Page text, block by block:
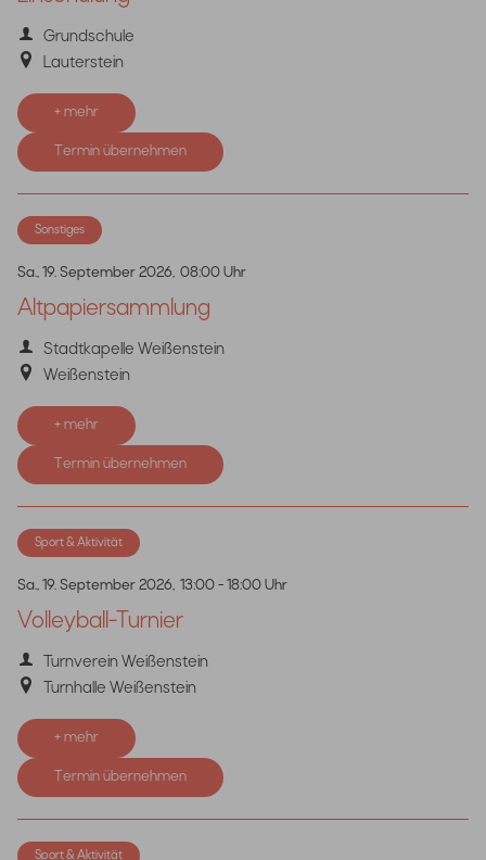
Grundschule
Lauterstein
+ mehr
Termin übernehmen
Sa., 19. September 2026, 08:00 Uhr
Altpapiersammlung
Stadtkapelle Weißenstein
Weißenstein
+ mehr
Termin übernehmen
Sonstiges
Sa., 19. September 2026, 13:00 - 18:00 Uhr
Volleyball-Turnier
Turnverein Weißenstein
Turnhalle Weißenstein
+ mehr
Termin übernehmen
Sport & Aktivität
Sport & Aktivität